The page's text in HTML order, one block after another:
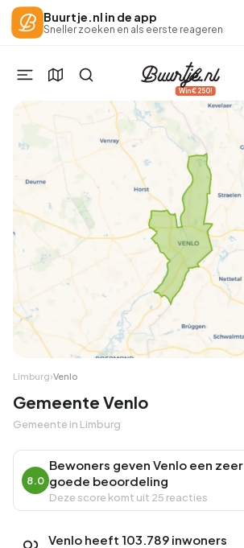
Buurtje.nl in de app
Sneller zoeken en als eerste reageren
Win €250!
Limburg›Venlo
Gemeente Venlo
Gemeente in Limburg
8.0
Bewoners geven Venlo een zeer
goede beoordeling
Deze score komt uit 25 reacties
Venlo heeft 103.789 inwoners